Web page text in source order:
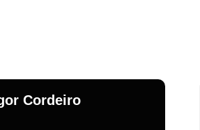
Estamparia Digital de
Estamparia Digital em Tecido